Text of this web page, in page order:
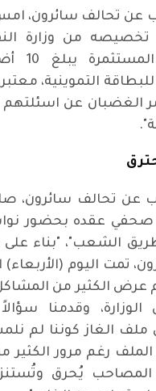
تحالف سائرون، امس
تخصيصه من وزارة
التموينية،
الغضبان عن
عن تحالف سائرون،
صحفي عقده بحضور
الشعب"، "بناء
تمت اليوم
عرض الكثير من
وقدمنا
ملف الغاز كوننا لم
رغم مرور الكثير
المصاحب يُحرق